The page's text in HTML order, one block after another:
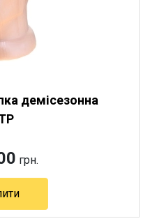
демісезонна
грн.